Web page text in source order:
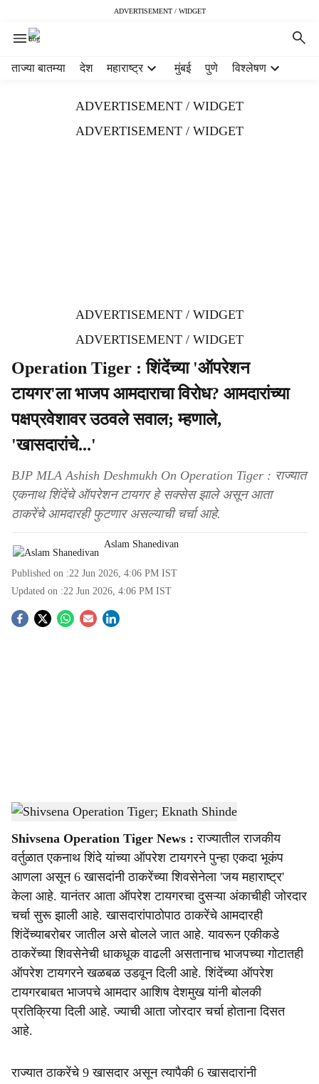
ADVERTISEMENT / WIDGET
ताज्या बातम्या देश महाराष्ट्र मुंबई पुणे विश्लेषण
ADVERTISEMENT / WIDGET
ADVERTISEMENT / WIDGET
ADVERTISEMENT / WIDGET
ADVERTISEMENT / WIDGET
Operation Tiger : शिंदेंच्या 'ऑपरेशन
टायगर'ला भाजप आमदाराचा विरोध? आमदारांच्या
पक्षप्रवेशावर उठवले सवाल; म्हणाले,
'खासदारांचे...'
BJP MLA Ashish Deshmukh On Operation Tiger : राज्यात
एकनाथ शिंदेंचे ऑपरेशन टायगर हे सक्सेस झाले असून आता
ठाकरेंचे आमदारही फुटणार असल्याची चर्चा आहे.
Aslam Shanedivan
Published on :22 Jun 2026, 4:06 PM IST
Updated on :22 Jun 2026, 4:06 PM IST
S
a
r
e
Shivsena Operation Tiger; Eknath Shinde- sarkarnama
Shivsena Operation Tiger News : राज्यातील राजकीय
वर्तुळात एकनाथ शिंदे यांच्या ऑपरेश टायगरने पुन्हा एकदा भूकंप
आणला असून 6 खासदांनी ठाकरेंच्या शिवसेनेला 'जय महाराष्ट्र'
केला आहे. यानंतर आता ऑपरेश टायगरचा दुसऱ्या अंकाचीही जोरदार
चर्चा सुरू झाली आहे. खासदारांपाठोपाठ ठाकरेंचे आमदारही
शिंदेंच्याबरोबर जातील असे बोलले जात आहे. यावरून एकीकडे
ठाकरेंच्या शिवसेनेची धाकधूक वाढली असतानाच भाजपच्या गोटातही
ऑपरेश टायगरने खळबळ उडवून दिली आहे. शिंदेंच्या ऑपरेश
टायगरबाबत भाजपचे आमदार आशिष देशमुख यांनी बोलकी
प्रतिक्रिया दिली आहे. ज्याची आता जोरदार चर्चा होताना दिसत
आहे.
राज्यात ठाकरेंचे 9 खासदार असून त्यापैकी 6 खासदारांनी